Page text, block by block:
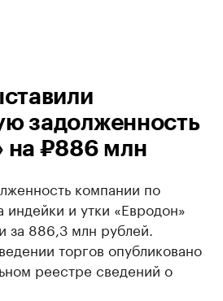
задолженность
на ₽886 млн
компании по
индейки и утки «Евродон»
за 886,3 млн рублей.
торгов опубликовано
реестре сведений о